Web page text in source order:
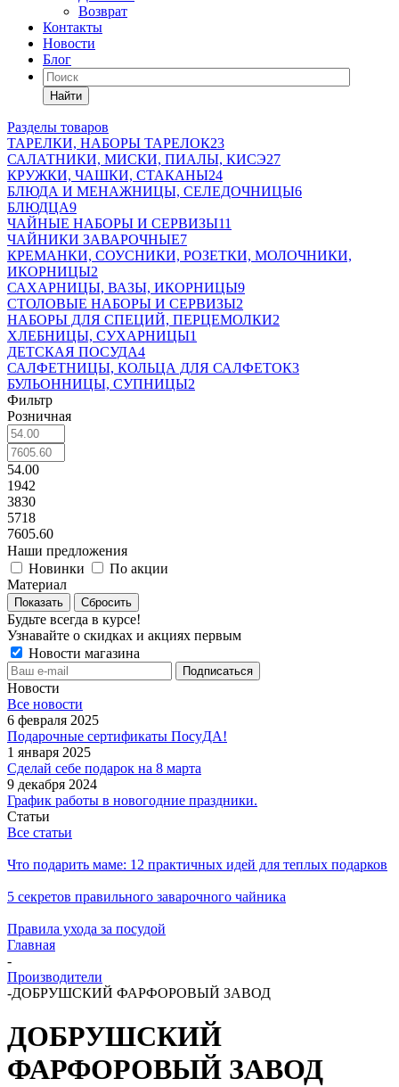
Возврат
Контакты
Новости
Блог
Найти
Разделы товаров
ТАРЕЛКИ, НАБОРЫ ТАРЕЛОК23
САЛАТНИКИ, МИСКИ, ПИАЛЫ, КИСЭ27
КРУЖКИ, ЧАШКИ, СТАКАНЫ24
БЛЮДА И МЕНАЖНИЦЫ, СЕЛЕДОЧНИЦЫ6
БЛЮДЦА9
ЧАЙНЫЕ НАБОРЫ И СЕРВИЗЫ11
ЧАЙНИКИ ЗАВАРОЧНЫЕ7
КРЕМАНКИ, СОУСНИКИ, РОЗЕТКИ, МОЛОЧНИКИ,
ИКОРНИЦЫ2
САХАРНИЦЫ, ВАЗЫ, ИКОРНИЦЫ9
СТОЛОВЫЕ НАБОРЫ И СЕРВИЗЫ2
НАБОРЫ ДЛЯ СПЕЦИЙ, ПЕРЦЕМОЛКИ2
ХЛЕБНИЦЫ, СУХАРНИЦЫ1
ДЕТСКАЯ ПОСУДА4
САЛФЕТНИЦЫ, КОЛЬЦА ДЛЯ САЛФЕТОК3
БУЛЬОННИЦЫ, СУПНИЦЫ2
Фильтр
Розничная
54.00
1942
3830
5718
7605.60
Наши предложения
Новинки
По акции
Материал
Сбросить
Будьте всегда в курсе!
Узнавайте о скидках и акциях первым
Новости магазина
Новости
Все новости
6 февраля 2025
Подарочные сертификаты ПосуДА!
1 января 2025
Сделай себе подарок на 8 марта
9 декабря 2024
График работы в новогодние праздники.
Статьи
Все статьи
Что подарить маме: 12 практичных идей для теплых подарков
5 секретов правильного заварочного чайника
Правила ухода за посудой
Главная
-
Производители
-ДОБРУШСКИЙ ФАРФОРОВЫЙ ЗАВОД
ДОБРУШСКИЙ
ФАРФОРОВЫЙ ЗАВОД